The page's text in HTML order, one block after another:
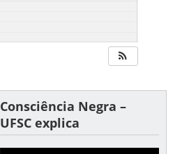
Consciência Negra –
UFSC explica